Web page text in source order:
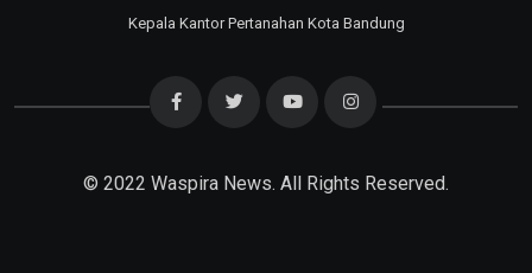
Kepala Kantor Pertanahan Kota Bandung
© 2022 Waspira News. All Rights Reserved.